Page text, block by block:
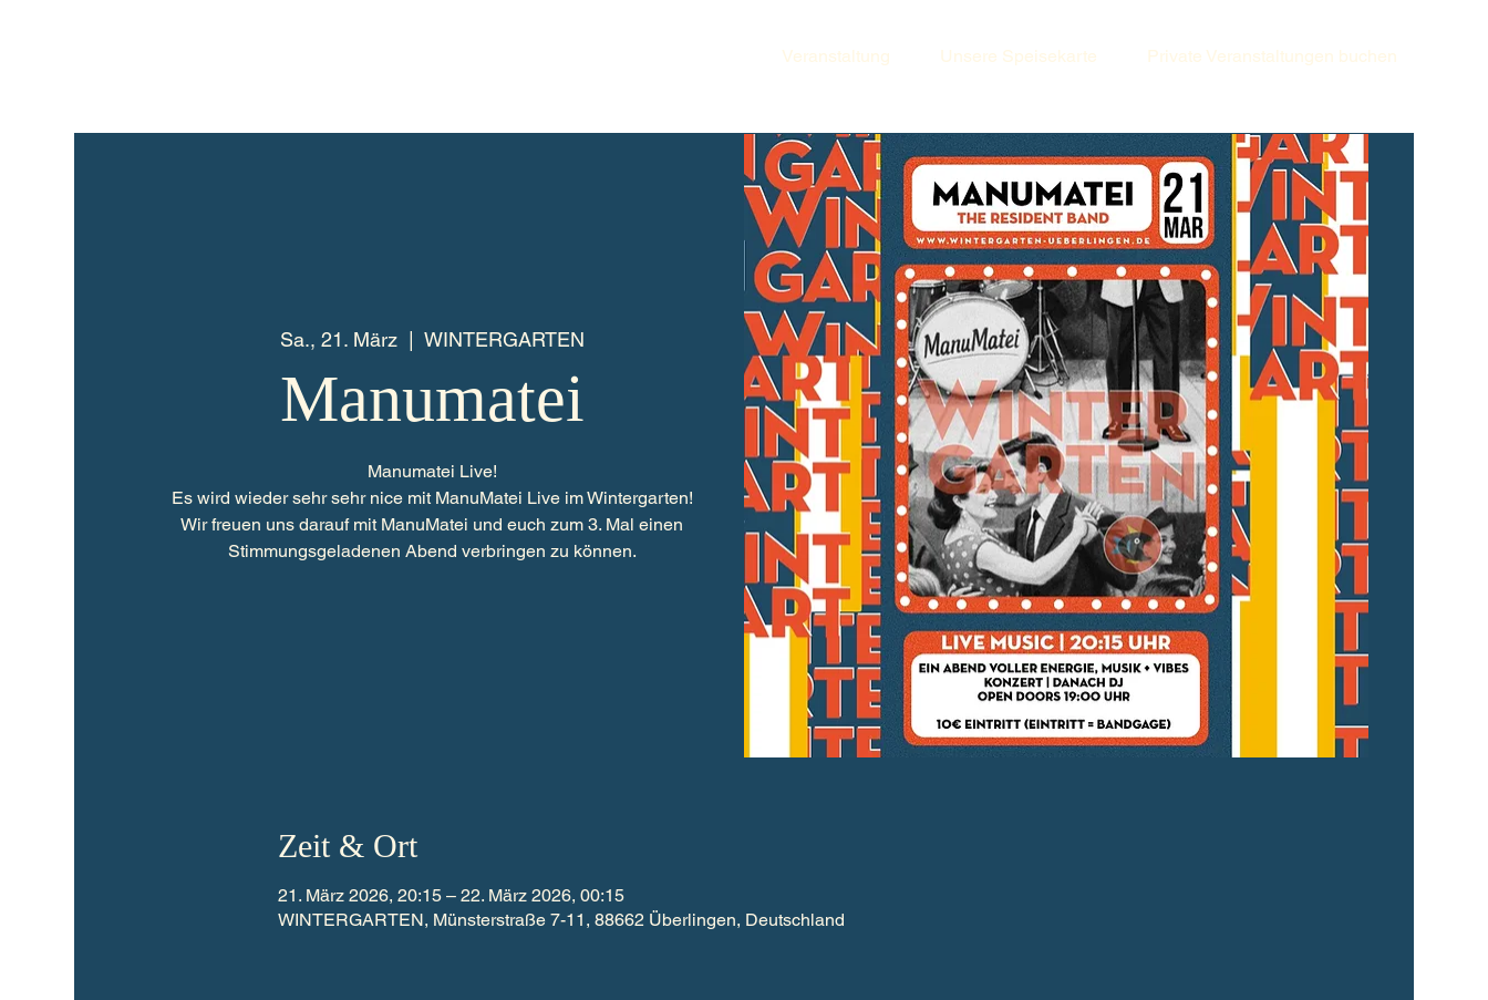
Veranstaltung Unsere Speisekarte Private Veranstaltungen buchen
Sa., 21. März
  |
WINTERGARTEN
Manumatei
Manumatei Live!
Es wird wieder sehr sehr nice mit ManuMatei Live im Wintergarten!
Wir freuen uns darauf mit ManuMatei und euch zum 3. Mal einen
Zeit & Ort
21. März 2026, 20:15 – 22. März 2026, 00:15
WINTERGARTEN, Münsterstraße 7-11, 88662 Überlingen, Deutschland